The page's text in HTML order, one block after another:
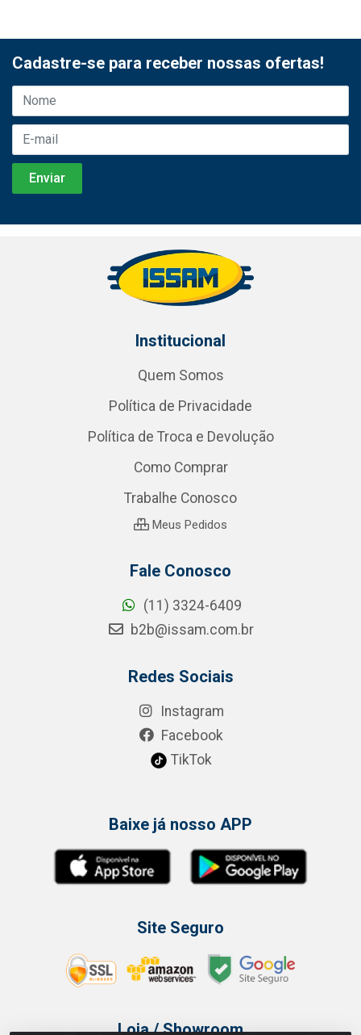
Cadastre-se para receber nossas ofertas!
Institucional
Quem Somos
Política de Privacidade
Política de Troca e Devolução
Como Comprar
Trabalhe Conosco
Meus Pedidos
Fale Conosco
(11) 3324-6409
b2b@issam.com.br
Redes Sociais
Instagram
Facebook
TikTok
Baixe já nosso APP
Site Seguro
Loja / Showroom